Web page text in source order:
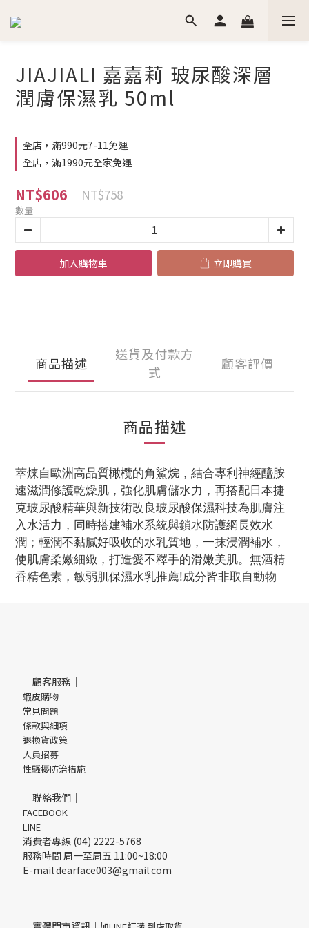
JIAJIALI 嘉嘉莉 玻尿酸深層
潤膚保濕乳 50ml
全店，滿990元7-11免運
全店，滿1990元全家免運
NT$606 NT$758
數量
加入購物車 立即購買
商品描述
送貨及付款方
式
顧客評價
商品描述
萃煉自歐洲高品質橄欖的角鯊烷，結合專利神經醯胺
速滋潤修護乾燥肌，強化肌膚儲水力，再搭配日本捷
克玻尿酸精華與新技術改良玻尿酸保濕科技為肌膚注
入水活力，同時搭建補水系統與鎖水防護網長效水
潤；輕潤不黏膩好吸收的水乳質地，一抹浸潤補水，
使肌膚柔嫩細緻，打造愛不釋手的滑嫩美肌。無酒精
香精色素，敏弱肌保濕水乳推薦!成分皆非取自動物
｜顧客服務｜
蝦皮購物
常見問題
條款與細項
退換貨政策
人員招募
性騷擾防治措施
｜聯絡我們｜
FACEBOOK
LINE
消費者專線 (04) 2222-5768
服務時間 周一至周五 11:00~18:00
E-mail dearface003@gmail.com